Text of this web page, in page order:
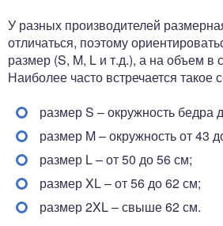
У разных производителей
отличаться, поэтому
размер (S, M, L и т.д.), а на объем в
Наиболее часто встречается такое
размер S – окружность бедра
размер M – окружность от 43
размер L – от 50 до 56 см;
размер XL – от 56 до 62 см;
размер 2XL – свыше 62 см.